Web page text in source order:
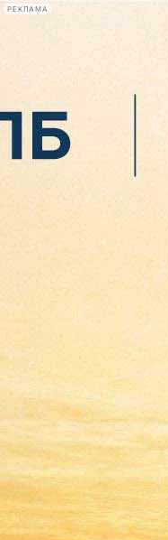
РЕКЛАМА
Сегодня: